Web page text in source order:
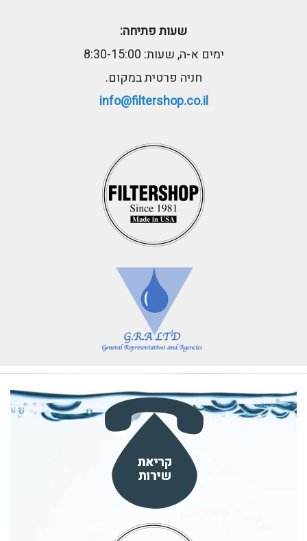
שעות פתיחה:
ימים א-ה, שעות: 8:30-15:00
חניה פרטית במקום.
info@filtershop.co.il